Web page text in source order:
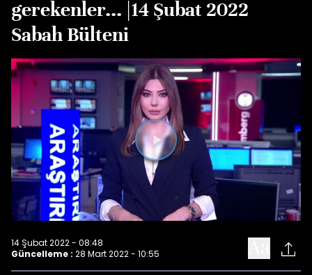
gerekenler... |14 Şubat 2022
Sabah Bülteni
Videoyu
Oynat
14 Şubat 2022 - 08:48
Güncelleme : 28 Mart 2022 - 10:55